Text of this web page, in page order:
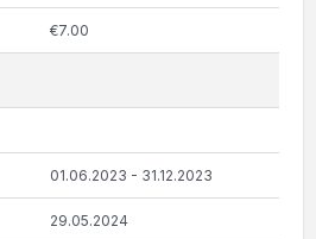
€7.00
01.06.2023 - 31.12.2023
29.05.2024